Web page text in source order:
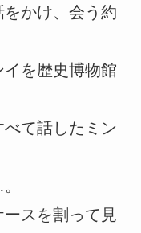
をかけ、会う約
を歴史博物館
て話したミン
スを割って見